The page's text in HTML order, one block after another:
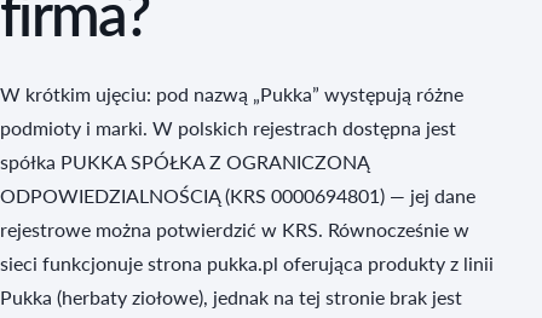
W krótkim ujęciu: pod nazwą „Pukka” występują różne
podmioty i marki. W polskich rejestrach dostępna jest
spółka PUKKA SPÓŁKA Z OGRANICZONĄ
ODPOWIEDZIALNOŚCIĄ (KRS 0000694801) — jej dane
rejestrowe można potwierdzić w KRS. Równocześnie w
sieci funkcjonuje strona pukka.pl oferująca produkty z linii
Pukka (herbaty ziołowe), jednak na tej stronie brak jest